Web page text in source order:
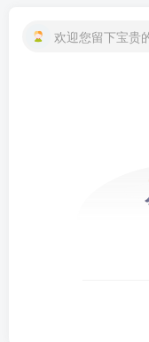
欢迎您留下宝贵